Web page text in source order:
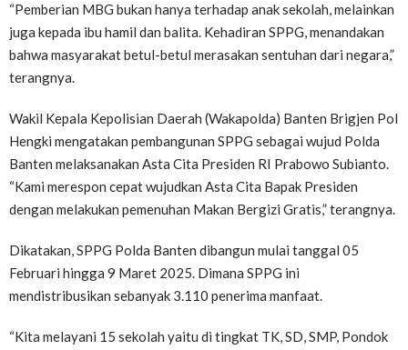
“Pemberian MBG bukan hanya terhadap anak sekolah, melainkan
juga kepada ibu hamil dan balita. Kehadiran SPPG, menandakan
bahwa masyarakat betul-betul merasakan sentuhan dari negara,”
terangnya.
Wakil Kepala Kepolisian Daerah (Wakapolda) Banten Brigjen Pol
Hengki mengatakan pembangunan SPPG sebagai wujud Polda
Banten melaksanakan Asta Cita Presiden RI Prabowo Subianto.
“Kami merespon cepat wujudkan Asta Cita Bapak Presiden
dengan melakukan pemenuhan Makan Bergizi Gratis,” terangnya.
Dikatakan, SPPG Polda Banten dibangun mulai tanggal 05
Februari hingga 9 Maret 2025. Dimana SPPG ini
mendistribusikan sebanyak 3.110 penerima manfaat.
“Kita melayani 15 sekolah yaitu di tingkat TK, SD, SMP, Pondok